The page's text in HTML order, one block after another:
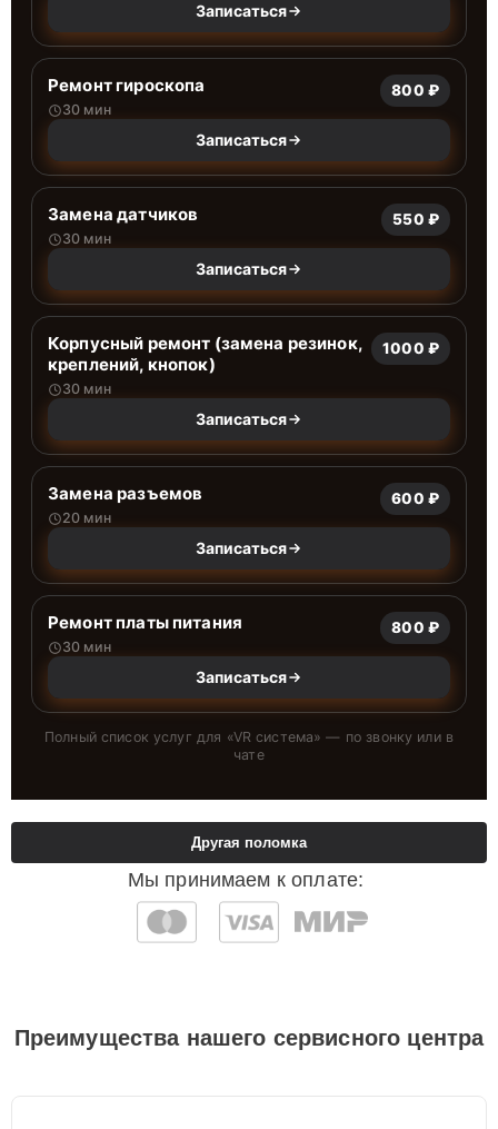
Записаться
Ремонт гироскопа
30 мин
800 ₽
Записаться
Замена датчиков
30 мин
550 ₽
Записаться
Корпусный ремонт (замена резинок,
креплений, кнопок)
30 мин
1000 ₽
Записаться
Замена разъемов
20 мин
600 ₽
Записаться
Ремонт платы питания
30 мин
800 ₽
Записаться
Полный список услуг для «VR система» — по звонку или в
чате
Мы принимаем к оплате:
Другая поломка
Преимущества нашего сервисного центра